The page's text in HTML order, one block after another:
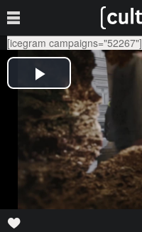
[icegram campaigns="52267"]